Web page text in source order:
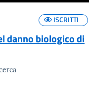
ISCRITTI
danno biologico di